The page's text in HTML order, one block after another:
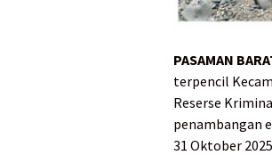
PASAMAN
terpencil
Reserse
penambangan
31 Oktober